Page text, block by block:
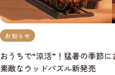
お知らせ
おうちで“涼活”！猛暑の季節
素敵なウッドパズル新発売